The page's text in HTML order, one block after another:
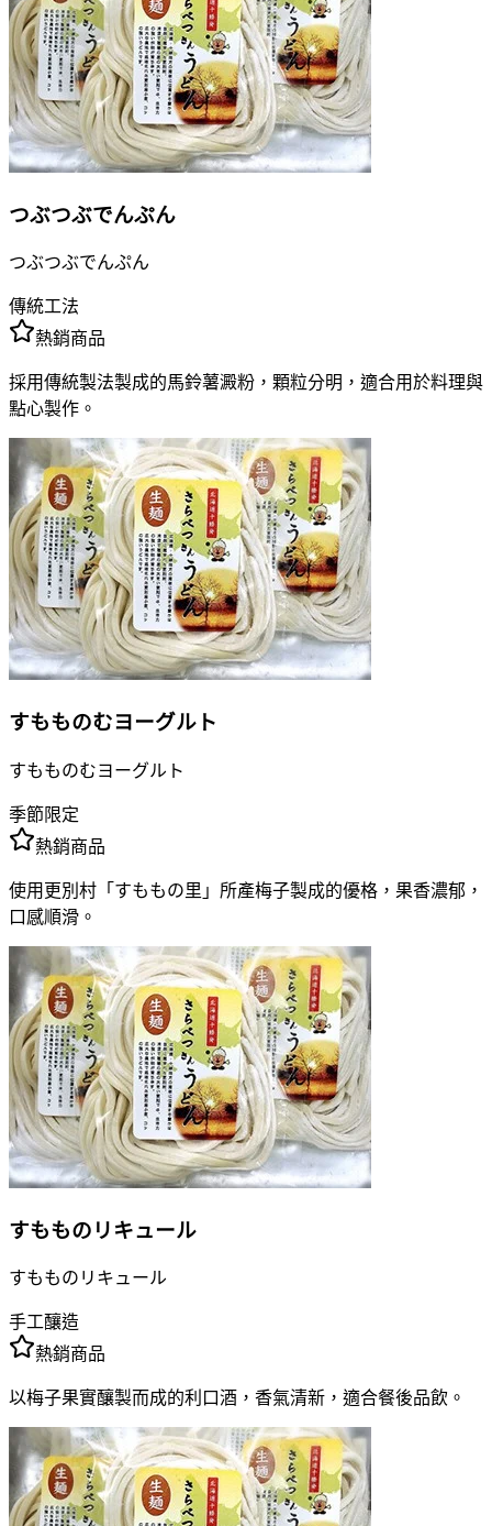
つぶつぶでんぷん
つぶつぶでんぷん
傳統工法
熱銷商品
採用傳統製法製成的馬鈴薯澱粉，顆粒分明，適合用於料理與
點心製作。
すもものむヨーグルト
すもものむヨーグルト
季節限定
熱銷商品
使用更別村「すももの里」所產梅子製成的優格，果香濃郁，
口感順滑。
すもものリキュール
すもものリキュール
手工釀造
熱銷商品
以梅子果實釀製而成的利口酒，香氣清新，適合餐後品飲。